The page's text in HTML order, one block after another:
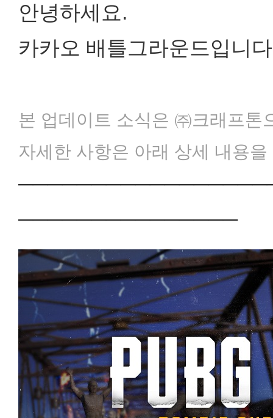
안녕하세요.
카카오 배틀그라운드입니
본 업데이트 소식은 ㈜크래프톤
자세한 사항은 아래 상세 내용
───────────────